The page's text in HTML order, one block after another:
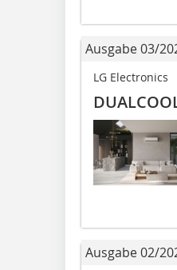
Ausgabe 03/
LG Electronics
Ausgabe 02/